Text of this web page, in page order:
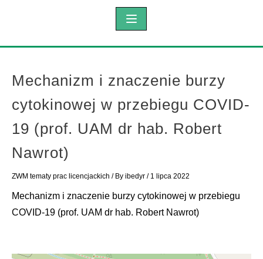
Mechanizm i znaczenie burzy
cytokinowej w przebiegu COVID-
19 (prof. UAM dr hab. Robert
Nawrot)
ZWM tematy prac licencjackich / By ibedyr / 1 lipca 2022
Mechanizm i znaczenie burzy cytokinowej w przebiegu
COVID-19 (prof. UAM dr hab. Robert Nawrot)